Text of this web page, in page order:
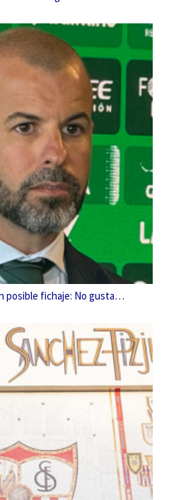
posible fichaje: No gusta…